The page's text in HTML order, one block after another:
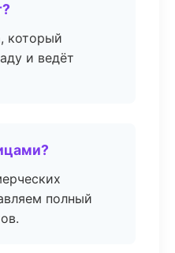
который
и ведёт
полный